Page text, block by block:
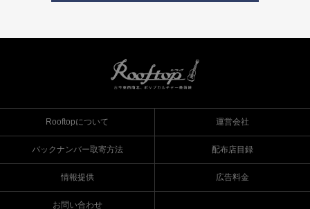
Rooftopについて 運営会社
バックナンバー取寄方法 配布店目録
情報提供 広告料金
お問い合わせ